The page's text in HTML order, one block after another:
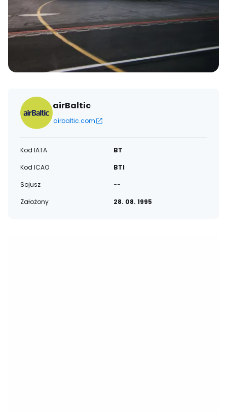
airBaltic
airbaltic.com
Kod IATA
BT
Kod ICAO
BTI
Sojusz
--
Założony
28. 08. 1995